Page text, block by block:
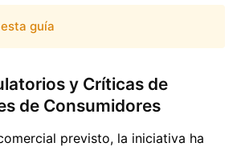
esta guía
y Críticas de
de Consumidores
previsto, la iniciativa ha